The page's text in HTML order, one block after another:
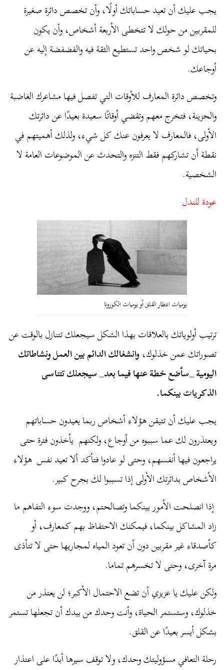
يجب عليك أن تعيد حساباتك أولًا، وأن تخصص دائرة صغيرة
للمقربين من حولك لا تتخطى الأربعة أشخاص، وأن يكون
بحياتك لو شخص واحد تستطيع الثقة فيه والفضفضة إليه عن
أوجاعك.
وتخصص دائرة المعارف للأوقات التي تفصل فيها مشاعرك الغاضبة
والحزينة، فتخرج معهم وتقضي أوقاتًا سعيدة بعيدًا عن دائرتك
الأولى، فالمعارف لا يعرفون عنك كل شيء، ولذلك أهميتهم في
نقطة أن تشاركهم فقط التنزه والتحدث عن الموضوعات العامة لا
الشخصية.
عودة للندل
يوميات انتظار القلق أو يوميات الكورونا
ترتيب أولوياتك بالعلاقات بهذا الشكل سيجعلك تتنازل بالوقت عن
تصوراتك عمن خذلوك، وانشغالك الدائم بين العمل ونشاطاتك
اليومية _سأضع خطة عنها فيما بعد_ سيجعلك تتناسى
الذكريات بينكما.
يجب عليك أن تتيقن هؤلاء أشخاص ربما يعيدون حساباتهم
ويعتذرون لك عما سببوه من أوجاع، ولكنهم يأخذون فترة حتى
يراجعون فيها أنفسهم، وحتى لو عادوا فتأكد ألا تعيد نفس هؤلاء
الأشخاص بدائرتك الأولى إذا تسببوا لك بجرح كبير.
إذا انصلحت الأمور بينكما وتصالحتم، ووجدت سوء التفاهم ما
زاد المشاكل بينكما، فيمكنك الاحتفاظ بهم كمعارف، أو
كأصدقاء غير مقربين دون أن تعود المياه لمجاريها حتى لا تتأذى
مرة آخرى، وحتى لا تخسرهم تماما.
ولكن عليك يا عزيزي أن تضع الاحتمال الأكبر؛ لن يعتذر من
خذلوك، وستستمر الحياة، وأنت وحدك من بيدك أن تجعلها تستمر
بشكل أيسر بعيدًا عن القلق.
رحلة التعافي مسؤوليتك وحدك، ولا توقف سيرها أبدًا على اعتذار